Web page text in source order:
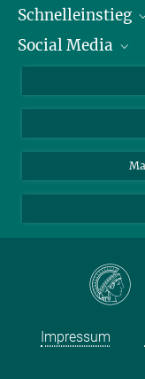
Schnelleinstieg
Alumni
Schulen
Studierende
Social Media
Facebook
YouTube
Impressum